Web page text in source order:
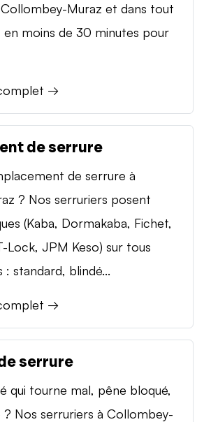
Muraz et dans tout
en moins de 30 minutes pour
→
de serrure
de serrure à
? Nos serruriers posent
(Kaba, Dormakaba, Fichet,
Lock, JPM Keso) sur tous
standard, blindé...
→
serrure
qui tourne mal, pêne bloqué,
? Nos serruriers à Collombey-